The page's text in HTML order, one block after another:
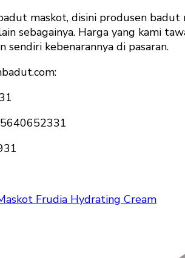
maskot, disini produsen
sebagainya. Harga yang kami
sendiri kebenarannya di pasaran.
Frudia Hydrating Cream